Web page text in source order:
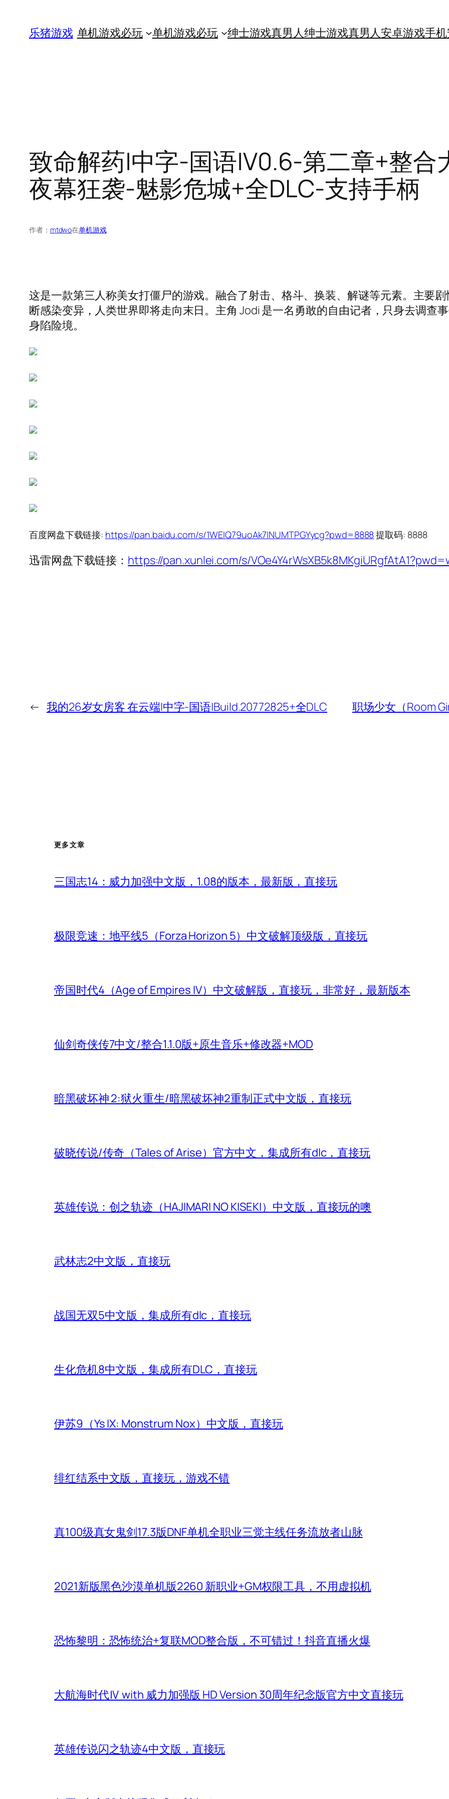
乐猪游戏 单机游戏必玩 单机游戏必玩 绅士游戏真男人绅士游戏真男人安卓游戏手机
致命解药|中字-国语|V0.6-第二章+整合
夜幕狂袭-魅影危城+全DLC-支持手柄
作者： mtdwo在单机游戏
这是一款第三人称美女打僵尸的游戏。融合了射击、格斗、换装、解谜等元素。主要
断感染变异，人类世界即将走向末日。主角 Jodi 是一名勇敢的自由记者，只身去调查
身陷险境。
百度网盘下载链接: https://pan.baidu.com/s/1WEIQ79uoAk7INUMTPGYycg?pwd=8888提取码: 8888
迅雷网盘下载链接： https://pan.xunlei.com/s/
← 我的26岁女房客 在云端|中字-国语|Build.20772825+全DLC 职场少女（Room
更多文章
三国志14：威力加强中文版，1.08的版本，最新版，直接玩
极限竞速：地平线5（Forza Horizon 5）中文破解顶级版，直接玩
帝国时代4（Age of Empires IV）中文破解版，直接玩，非常好，最新版本
仙剑奇侠传7中文/整合1.1.0版+原生音乐+修改器+MOD
暗黑破坏神 2:狱火重生/暗黑破坏神2重制正式中文版，直接玩
破晓传说/传奇（Tales of Arise）官方中文，集成所有dlc，直接玩
英雄传说：创之轨迹（HAJIMARI NO KISEKI）中文版，直接玩的噢
武林志2中文版，直接玩
战国无双5中文版，集成所有dlc，直接玩
生化危机8中文版，集成所有DLC，直接玩
伊苏9（Ys IX: Monstrum Nox）中文版，直接玩
绯红结系中文版，直接玩，游戏不错
真100级真女鬼剑17.3版DNF单机全职业三觉主线任务流放者山脉
2021新版黑色沙漠单机版2260 新职业+GM权限工具，不用虚拟机
恐怖黎明：恐怖统治+复联MOD整合版，不可错过！抖音直播火爆
大航海时代Ⅳ with 威力加强版 HD Version 30周年纪念版官方中文直接玩
英雄传说闪之轨迹4中文版，直接玩